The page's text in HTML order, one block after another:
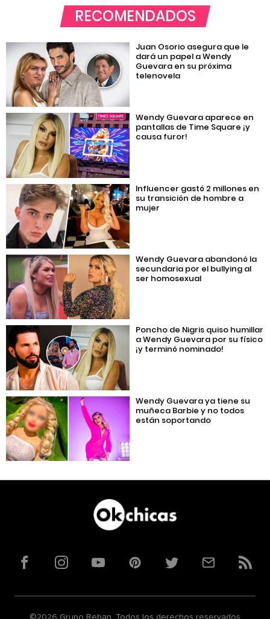
RECOMENDADOS
Juan Osorio asegura que le
dará un papel a Wendy
Guevara en su próxima
telenovela
Wendy Guevara aparece en
pantallas de Time Square ¡y
causa furor!
Influencer gastó 2 millones en
su transición de hombre a
mujer
Wendy Guevara abandonó la
secundaria por el bullying al
ser homosexual
Poncho de Nigris quiso humillar
a Wendy Guevara por su físico
¡y terminó nominado!
Wendy Guevara ya tiene su
muñeca Barbie y no todos
están soportando
FacebookInstagramYouTubePinterestTwitterCorreoRSS
©2026 Grupo Reban. Todos los derechos reservados